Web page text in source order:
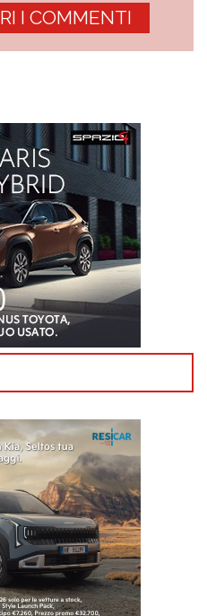
I COMMENTI